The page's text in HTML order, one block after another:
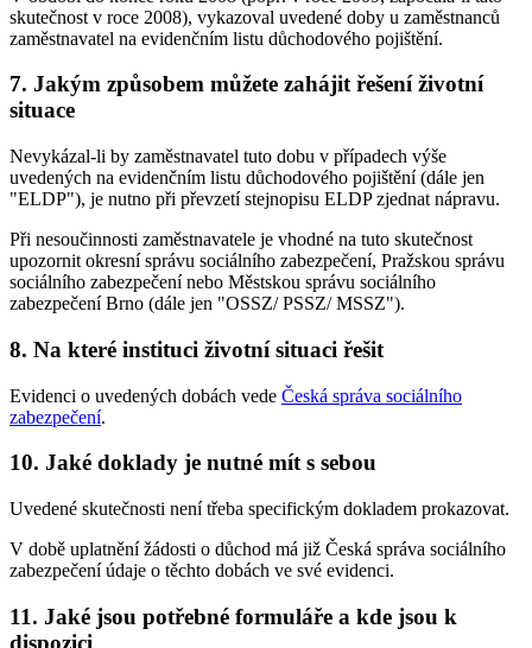
skutečnost v roce 2008), vykazoval uvedené doby u zaměstnanců
zaměstnavatel na evidenčním listu důchodového pojištění.
7. Jakým způsobem můžete zahájit řešení životní
situace
Nevykázal-li by zaměstnavatel tuto dobu v případech výše
uvedených na evidenčním listu důchodového pojištění (dále jen
"ELDP"), je nutno při převzetí stejnopisu ELDP zjednat nápravu.
Při nesoučinnosti zaměstnavatele je vhodné na tuto skutečnost
upozornit okresní správu sociálního zabezpečení, Pražskou správu
sociálního zabezpečení nebo Městskou správu sociálního
zabezpečení Brno (dále jen "OSSZ/ PSSZ/ MSSZ").
8. Na které instituci životní situaci řešit
Evidenci o uvedených dobách vede Česká správa sociálního
zabezpečení.
10. Jaké doklady je nutné mít s sebou
Uvedené skutečnosti není třeba specifickým dokladem prokazovat.
V době uplatnění žádosti o důchod má již Česká správa sociálního
zabezpečení údaje o těchto dobách ve své evidenci.
11. Jaké jsou potřebné formuláře a kde jsou k
dispozici